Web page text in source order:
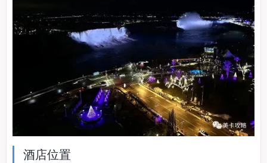
酒店位置